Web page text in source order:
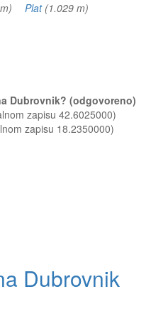
m) Plat(1.029 m)
Dubrovnik? (odgovoreno)
zapisu 42.6025000)
zapisu 18.2350000)
Dubrovnik